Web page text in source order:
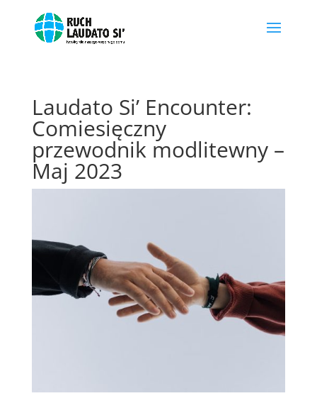
Laudato Si’ Encounter:
Comiesięczny
przewodnik modlitewny –
Maj 2023